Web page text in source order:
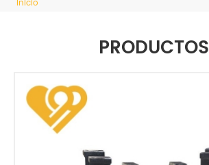
Inicio
PRODUCTOS